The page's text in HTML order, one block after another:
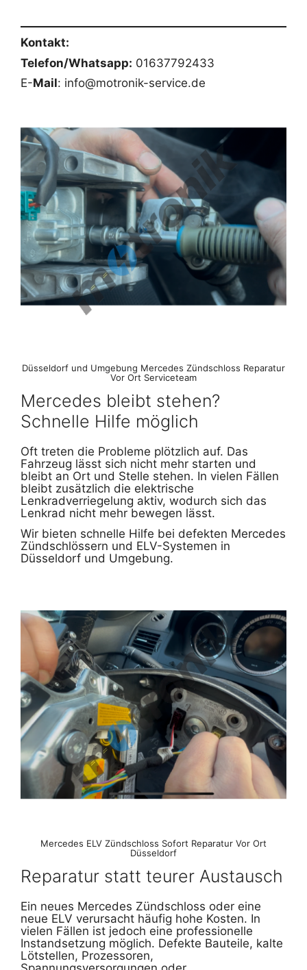
Kontakt:
Telefon/Whatsapp: 01637792433
E-Mail: info@motronik-service.de
Düsseldorf und Umgebung Mercedes Zündschloss Reparatur
Vor Ort Serviceteam
Mercedes bleibt stehen?
Schnelle Hilfe möglich
Oft treten die Probleme plötzlich auf. Das
Fahrzeug lässt sich nicht mehr starten und
bleibt an Ort und Stelle stehen. In vielen Fällen
bleibt zusätzlich die elektrische
Lenkradverriegelung aktiv, wodurch sich das
Lenkrad nicht mehr bewegen lässt.
Wir bieten schnelle Hilfe bei defekten Mercedes
Zündschlössern und ELV-Systemen in
Düsseldorf und Umgebung.
Mercedes ELV Zündschloss Sofort Reparatur Vor Ort
Düsseldorf
Reparatur statt teurer Austausch
Ein neues Mercedes Zündschloss oder eine
neue ELV verursacht häufig hohe Kosten. In
vielen Fällen ist jedoch eine professionelle
Instandsetzung möglich. Defekte Bauteile, kalte
Lötstellen, Prozessoren,